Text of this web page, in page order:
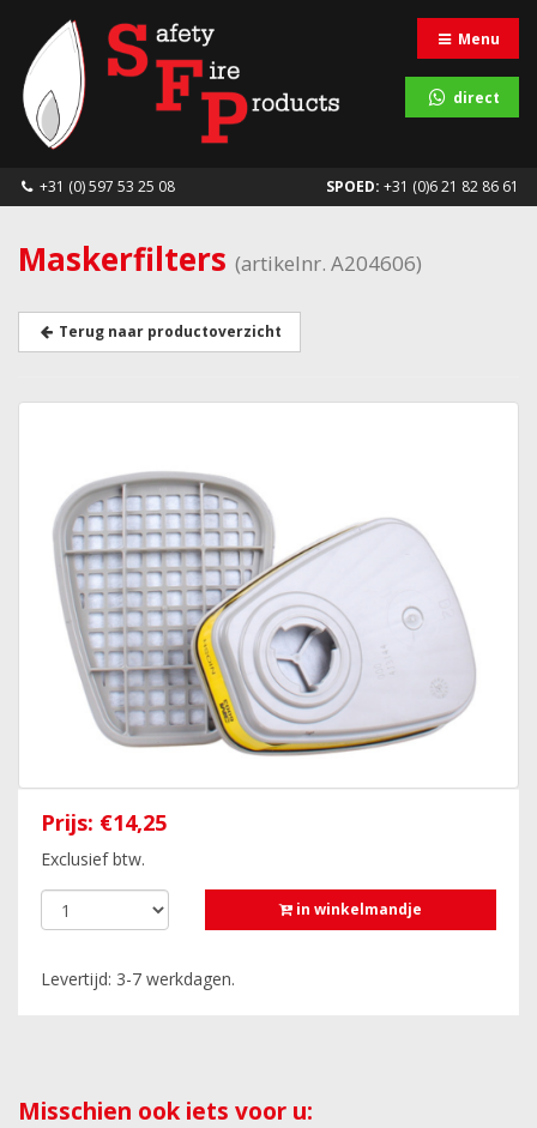
Menu
direct
+31 (0) 597 53 25 08 SPOED: +31 (0)6 21 82 86 61
Maskerfilters (artikelnr. A204606)
Terug naar productoverzicht
Prijs: €14,25
Exclusief btw.
in winkelmandje
Levertijd: 3-7 werkdagen.
Misschien ook iets voor u: